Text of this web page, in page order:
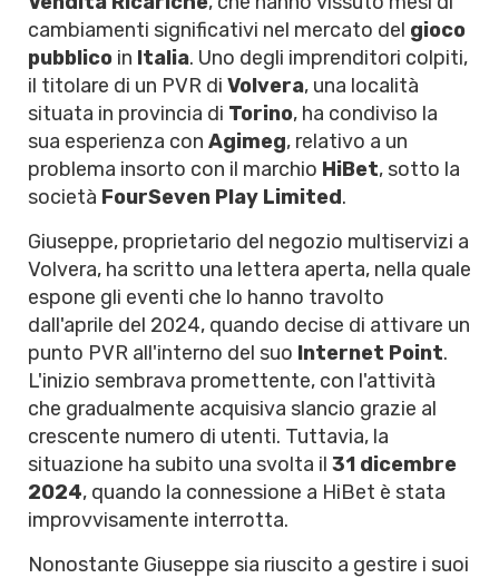
cambiamenti significativi nel mercato del gioco
pubblico in Italia. Uno degli imprenditori colpiti,
il titolare di un PVR di Volvera, una località
situata in provincia di Torino, ha condiviso la
sua esperienza con Agimeg, relativo a un
problema insorto con il marchio HiBet, sotto la
società FourSeven Play Limited.
Giuseppe, proprietario del negozio multiservizi a
Volvera, ha scritto una lettera aperta, nella quale
espone gli eventi che lo hanno travolto
dall'aprile del 2024, quando decise di attivare un
punto PVR all'interno del suo Internet Point.
L'inizio sembrava promettente, con l'attività
che gradualmente acquisiva slancio grazie al
crescente numero di utenti. Tuttavia, la
situazione ha subito una svolta il 31 dicembre
2024, quando la connessione a HiBet è stata
improvvisamente interrotta.
Nonostante Giuseppe sia riuscito a gestire i suoi